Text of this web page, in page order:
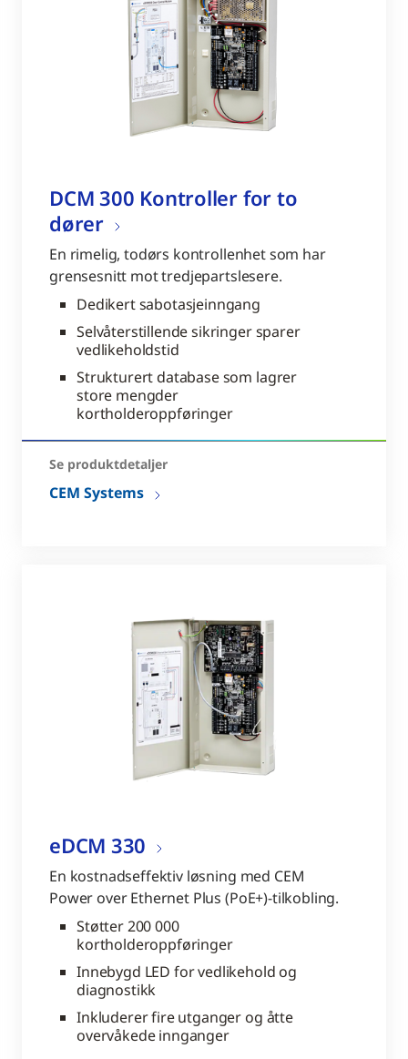
DCM 300 Kontroller for to
dører
En rimelig, todørs kontrollenhet som har
grensesnitt mot tredjepartslesere.
Dedikert sabotasjeinngang
Selvåterstillende sikringer sparer
vedlikeholdstid
Strukturert database som lagrer
store mengder
kortholderoppføringer
Se produktdetaljer
CEM Systems
eDCM 330
En kostnadseffektiv løsning med CEM
Power over Ethernet Plus (PoE+)-tilkobling.
Støtter 200 000
kortholderoppføringer
Innebygd LED for vedlikehold og
diagnostikk
Inkluderer fire utganger og åtte
overvåkede innganger